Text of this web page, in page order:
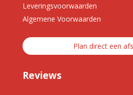
Leveringsvoorwaarden
Algemene Voorwaarden
Plan direct een
Reviews